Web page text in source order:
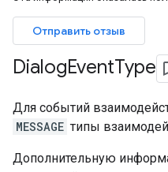
Отправить отзыв
DialogEventType
Для событий
MESSAGE типы
Дополнительную